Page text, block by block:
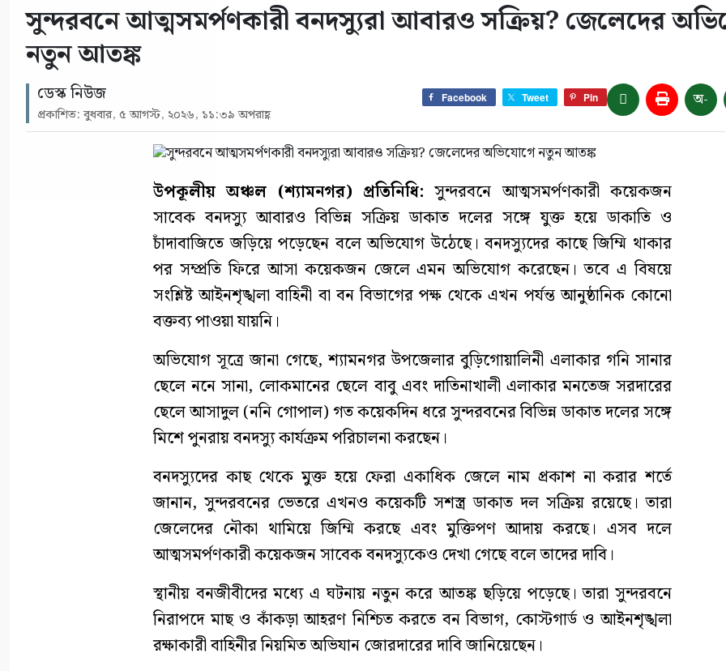
সুন্দরবনে আত্মসমর্পণকারী বনদস্যুরা আবারও সক্রিয়? জেলেদের
নতুন আতঙ্ক
ডেস্ক নিউজ
প্রকাশিত: বুধবার, ৫ আগস্ট, ২০২৬, ১১:৩৯ অপরাহ্ণ
Facebook Tweet Pin অ-
উপকূলীয় অঞ্চল (শ্যামনগর) প্রতিনিধি: সুন্দরবনে আত্মসমর্পণকারী কয়েকজন
সাবেক বনদস্যু আবারও বিভিন্ন সক্রিয় ডাকাত দলের সঙ্গে যুক্ত হয়ে ডাকাতি ও
চাঁদাবাজিতে জড়িয়ে পড়েছেন বলে অভিযোগ উঠেছে। বনদস্যুদের কাছে জিম্মি থাকার
পর সম্প্রতি ফিরে আসা কয়েকজন জেলে এমন অভিযোগ করেছেন। তবে এ বিষয়ে
সংশ্লিষ্ট আইনশৃঙ্খলা বাহিনী বা বন বিভাগের পক্ষ থেকে এখন পর্যন্ত আনুষ্ঠানিক কোনো
বক্তব্য পাওয়া যায়নি।
অভিযোগ সূত্রে জানা গেছে, শ্যামনগর উপজেলার বুড়িগোয়ালিনী এলাকার গনি সানার
ছেলে ননে সানা, লোকমানের ছেলে বাবু এবং দাতিনাখালী এলাকার মনতেজ সরদারের
ছেলে আসাদুল (ননি গোপাল) গত কয়েকদিন ধরে সুন্দরবনের বিভিন্ন ডাকাত দলের সঙ্গে
মিশে পুনরায় বনদস্যু কার্যক্রম পরিচালনা করছেন।
বনদস্যুদের কাছ থেকে মুক্ত হয়ে ফেরা একাধিক জেলে নাম প্রকাশ না করার শর্তে
জানান, সুন্দরবনের ভেতরে এখনও কয়েকটি সশস্ত্র ডাকাত দল সক্রিয় রয়েছে। তারা
জেলেদের নৌকা থামিয়ে জিম্মি করছে এবং মুক্তিপণ আদায় করছে। এসব দলে
আত্মসমর্পণকারী কয়েকজন সাবেক বনদস্যুকেও দেখা গেছে বলে তাদের দাবি।
স্থানীয় বনজীবীদের মধ্যে এ ঘটনায় নতুন করে আতঙ্ক ছড়িয়ে পড়েছে। তারা সুন্দরবনে
নিরাপদে মাছ ও কাঁকড়া আহরণ নিশ্চিত করতে বন বিভাগ, কোস্টগার্ড ও আইনশৃঙ্খলা
রক্ষাকারী বাহিনীর নিয়মিত অভিযান জোরদারের দাবি জানিয়েছেন।